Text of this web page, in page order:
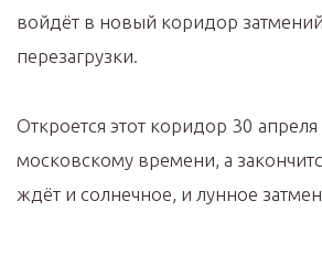
войдёт в новый коридор
перезагрузки.
Откроется этот коридор 30
московскому времени, а
ждёт и солнечное, и лунное